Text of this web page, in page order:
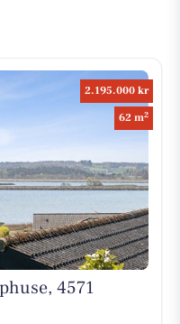
2.195.000 kr
62 m2
4571